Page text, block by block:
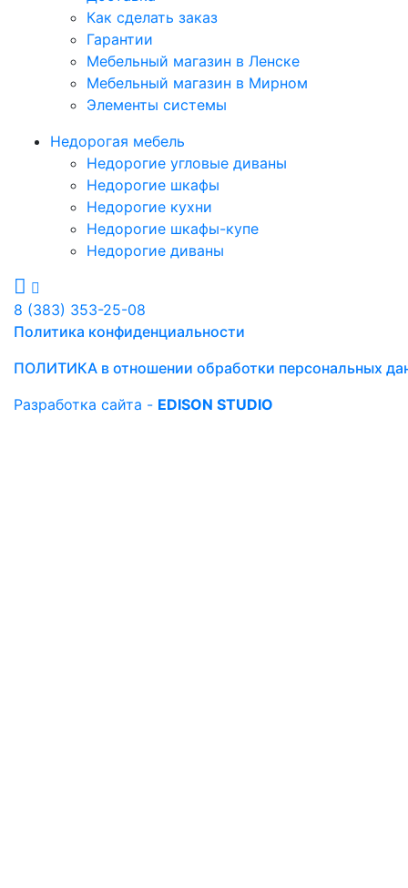
Как сделать заказ
Гарантии
Мебельный магазин в Ленске
Мебельный магазин в Мирном
Элементы системы
Недорогая мебель
Недорогие угловые диваны
Недорогие шкафы
Недорогие кухни
Недорогие шкафы-купе
Недорогие диваны
8 (383) 353-25-08
Политика конфиденциальности
ПОЛИТИКА в отношении обработки персональных
Разработка сайта - EDISON STUDIO